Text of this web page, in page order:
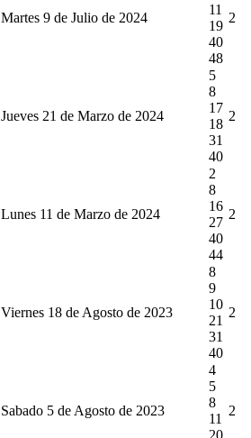
Martes 9 de Julio de 2024
11
19
40
48
2
Jueves 21 de Marzo de 2024
5
8
17
18
31
40
2
Lunes 11 de Marzo de 2024
2
8
16
27
40
44
2
Viernes 18 de Agosto de 2023
8
9
10
21
31
40
2
Sabado 5 de Agosto de 2023
4
5
8
11
20
2